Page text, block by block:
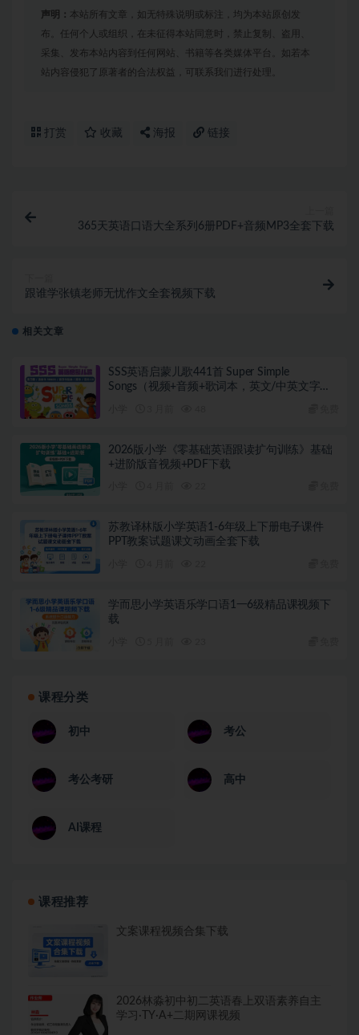
声明： 本站所有文章，如无特殊说明或标注，均为本站原创发
布。任何个人或组织，在未征得本站同意时，禁止复制、盗用、
采集、发布本站内容到任何网站、书籍等各类媒体平台。如若本
站内容侵犯了原著者的合法权益，可联系我们进行处理。
打赏 收藏 海报 链接
365天英语口语大全系列6册PDF+音频MP3全套下载
跟谁学张镇老师无忧作文全套视频下载
相关文章
SSS英语启蒙儿歌441首 Super Simple
Songs（视频+音频+歌词本，英文/中英文字
2026版小学《零基础英语跟读扩句训练》基础
+进阶版音视频+PDF下载
苏教译林版小学英语1-6年级上下册电子课件
PPT教案试题课文动画全套下载
学而思小学英语乐学口语1一6级精品课视频下
载
课程分类
初中 考公
考公考研 高中
AI课程
课程推荐
文案课程视频合集下载
2026林淼初中初二英语春上双语素养自主
学习·TY·A+二期网课视频